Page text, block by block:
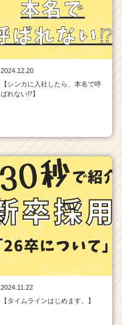
2024.12.20
【シンカに入社したら、本名で呼
ばれない⁉】
2024.11.22
【タイムラインはじめます。】